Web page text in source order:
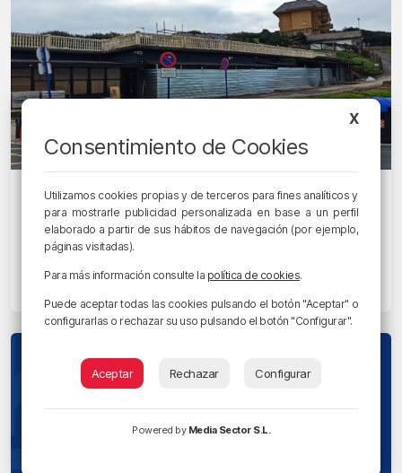
EGUNON MAGAZINE
Las terrazas de Atxabiribil continuarán
siendo el escaparate de las puestas de
X
Consentimiento de Cookies
Utilizamos cookies propias y de terceros para fines analíticos y
para mostrarle publicidad personalizada en base a un perfil
elaborado a partir de sus hábitos de navegación (por ejemplo,
páginas visitadas).
Para más información consulte la política de cookies.
Puede aceptar todas las cookies pulsando el botón "Aceptar" o
configurarlas o rechazar su uso pulsando el botón "Configurar".
Aceptar Rechazar Configurar
Powered by Media Sector S.L.